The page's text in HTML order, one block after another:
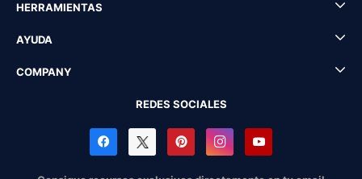
HERRAMIENTAS
AYUDA
COMPANY
REDES SOCIALES